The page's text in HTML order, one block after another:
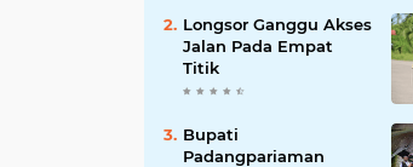
Longsor Ganggu Akses
Jalan Pada Empat
Titik
Bupati
Padangpariaman